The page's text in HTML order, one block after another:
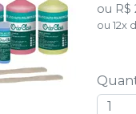
ou R$
ou 12x